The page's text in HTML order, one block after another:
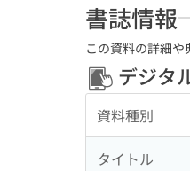
書誌情報
この資料の詳細や
デジタ
資料種別
タイトル